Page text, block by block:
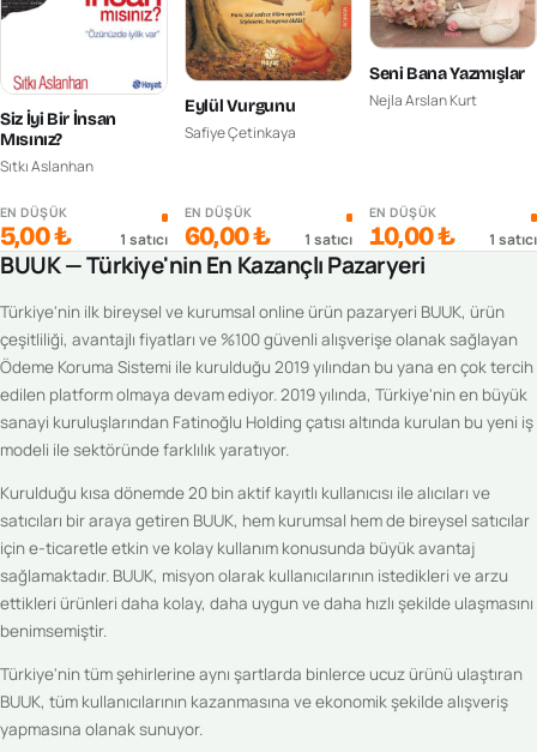
Siz İyi Bir İnsan
Mısınız?
Sıtkı Aslanhan
EN DÜŞÜK
5,00 ₺ 1 satıcı
Eylül Vurgunu
Safiye Çetinkaya
EN DÜŞÜK
60,00 ₺ 1 satıcı
Seni Bana Yazmışlar
Nejla Arslan Kurt
EN DÜŞÜK
10,00 ₺ 1 satıcı
BUUK — Türkiye'nin En Kazançlı Pazaryeri
Türkiye'nin ilk bireysel ve kurumsal online ürün pazaryeri BUUK, ürün
çeşitliliği, avantajlı fiyatları ve %100 güvenli alışverişe olanak sağlayan
Ödeme Koruma Sistemi ile kurulduğu 2019 yılından bu yana en çok tercih
edilen platform olmaya devam ediyor. 2019 yılında, Türkiye'nin en büyük
sanayi kuruluşlarından Fatinoğlu Holding çatısı altında kurulan bu yeni iş
modeli ile sektöründe farklılık yaratıyor.
Kurulduğu kısa dönemde 20 bin aktif kayıtlı kullanıcısı ile alıcıları ve
satıcıları bir araya getiren BUUK, hem kurumsal hem de bireysel satıcılar
için e-ticaretle etkin ve kolay kullanım konusunda büyük avantaj
sağlamaktadır. BUUK, misyon olarak kullanıcılarının istedikleri ve arzu
ettikleri ürünleri daha kolay, daha uygun ve daha hızlı şekilde ulaşmasını
benimsemiştir.
Türkiye'nin tüm şehirlerine aynı şartlarda binlerce ucuz ürünü ulaştıran
BUUK, tüm kullanıcılarının kazanmasına ve ekonomik şekilde alışveriş
yapmasına olanak sunuyor.